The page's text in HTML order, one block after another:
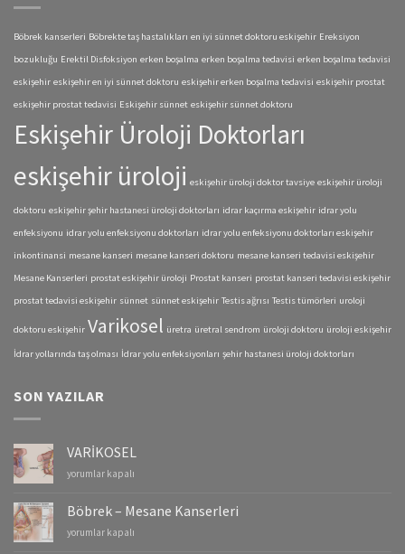
Böbrek kanserleri Böbrekte taş hastalıkları en iyi sünnet doktoru eskişehir Ereksiyon
bozukluğu Erektil Disfoksiyon erken boşalma erken boşalma tedavisi erken boşalma tedavisi
eskişehir eskişehir en iyi sünnet doktoru eskişehir erken boşalma tedavisi eskişehir prostat
eskişehir prostat tedavisi Eskişehir sünnet eskişehir sünnet doktoru
Eskişehir Üroloji Doktorları
eskişehir üroloji eskişehir üroloji doktor tavsiye eskişehir üroloji
doktoru eskişehir şehir hastanesi üroloji doktorları idrar kaçırma eskişehir idrar yolu
enfeksiyonu idrar yolu enfeksiyonu doktorları idrar yolu enfeksiyonu doktorları eskişehir
inkontinansi mesane kanseri mesane kanseri doktoru mesane kanseri tedavisi eskişehir
Mesane Kanserleri prostat eskişehir üroloji Prostat kanseri prostat kanseri tedavisi eskişehir
prostat tedavisi eskişehir sünnet sünnet eskişehir Testis ağrısı Testis tümörleri uroloji
doktoru eskişehir Varikosel üretra üretral sendrom üroloji doktoru üroloji eskişehir
İdrar yollarında taş olması İdrar yolu enfeksiyonları şehir hastanesi üroloji doktorları
SON YAZILAR
VARİKOSEL
VARİKOSEL
yorumlar kapalı
Böbrek – Mesane Kanserleri
Böbrek
yorumlar kapalı